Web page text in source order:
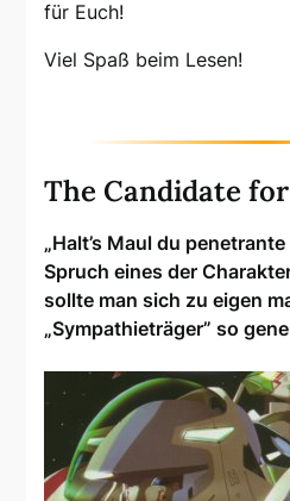
für Euch!
Viel Spaß beim Lesen!
The Candidate
„Halt’s Maul du
Spruch eines der
sollte man sich zu eigen
„Sympathieträger” so